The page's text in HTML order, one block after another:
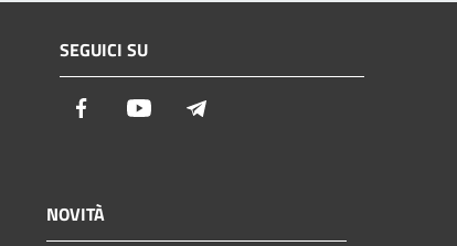
SEGUICI SU
Facebook Youtube
NOVITÀ